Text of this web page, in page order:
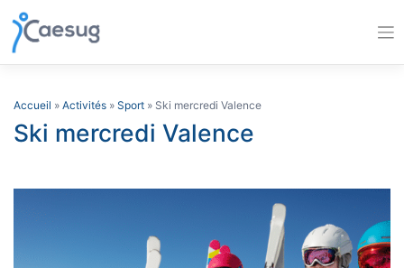
content
Accueil » Activités » Sport » Ski mercredi Valence
Ski mercredi Valence